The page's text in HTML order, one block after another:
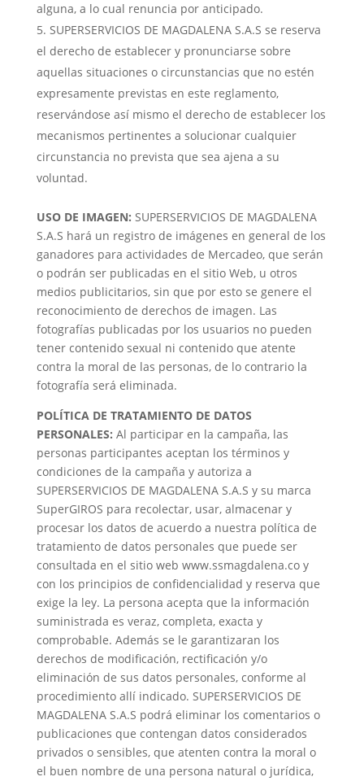
alguna, a lo cual renuncia por anticipado.
SUPERSERVICIOS DE MAGDALENA S.A.S se reserva
el derecho de establecer y pronunciarse sobre
aquellas situaciones o circunstancias que no estén
expresamente previstas en este reglamento,
reservándose así mismo el derecho de establecer los
mecanismos pertinentes a solucionar cualquier
circunstancia no prevista que sea ajena a su
voluntad.
USO DE IMAGEN: SUPERSERVICIOS DE MAGDALENA
S.A.S hará un registro de imágenes en general de los
ganadores para actividades de Mercadeo, que serán
o podrán ser publicadas en el sitio Web, u otros
medios publicitarios, sin que por esto se genere el
reconocimiento de derechos de imagen. Las
fotografías publicadas por los usuarios no pueden
tener contenido sexual ni contenido que atente
contra la moral de las personas, de lo contrario la
fotografía será eliminada.
POLÍTICA DE TRATAMIENTO DE DATOS
PERSONALES: Al participar en la campaña, las
personas participantes aceptan los términos y
condiciones de la campaña y autoriza a
SUPERSERVICIOS DE MAGDALENA S.A.S y su marca
SuperGIROS para recolectar, usar, almacenar y
procesar los datos de acuerdo a nuestra política de
tratamiento de datos personales que puede ser
consultada en el sitio web www.ssmagdalena.co y
con los principios de confidencialidad y reserva que
exige la ley. La persona acepta que la información
suministrada es veraz, completa, exacta y
comprobable. Además se le garantizaran los
derechos de modificación, rectificación y/o
eliminación de sus datos personales, conforme al
procedimiento allí indicado. SUPERSERVICIOS DE
MAGDALENA S.A.S podrá eliminar los comentarios o
publicaciones que contengan datos considerados
privados o sensibles, que atenten contra la moral o
el buen nombre de una persona natural o jurídica,